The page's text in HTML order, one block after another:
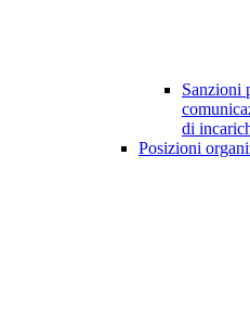
Sanzioni
di
Posizioni